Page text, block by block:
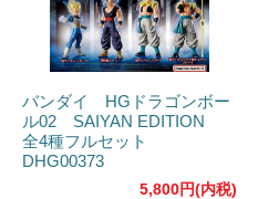
バンダイ HGドラゴンボー
ル02 SAIYAN EDITION
全4種フルセット
DHG00373
5,800円(内税)